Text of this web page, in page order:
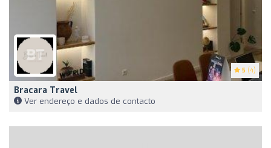
5 (4)
Bracara Travel
Ver endereço e dados de contacto